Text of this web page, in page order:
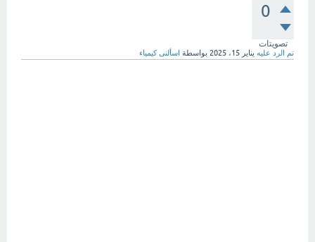
0
تصويتات
تم الرد عليه يناير 15، 2025 بواسطة اسألنى كيمياء